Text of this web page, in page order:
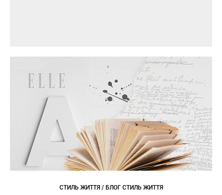
СТИЛЬ ЖИТТЯ / БЛОГ СТИЛЬ ЖИТТЯ